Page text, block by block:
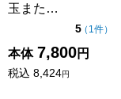
玉また…
5点（5点
（ 1件の評
）
本体 7,800円
税込 8,424円